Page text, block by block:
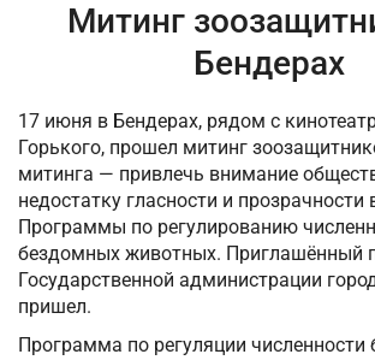
Митинг
Бендерах
17 июня в Бендерах, рядом с
Горького, прошел митинг
митинга — привлечь внимание
недостатку гласности и прозрачности
Программы по регулированию
бездомных животных. Приглашённый
Государственной администрации
пришел.
Программа по регуляции